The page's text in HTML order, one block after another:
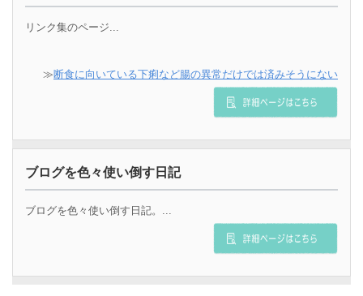
リンク集のページ...
≫断食に向いている下痢など腸の異常だけでは済みそうにない
ブログを色々使い倒す日記
ブログを色々使い倒す日記。...